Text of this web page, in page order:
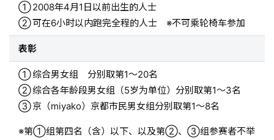
2008年4月1日以前出生的人士
可在6小时以内跑完全程的人士 ※不可乘轮椅车参加
表彰
综合男女组 分别取第1～20名
综合各年龄段男女组（5岁为单位）分别取第1～3名
京（miyako）京都市民男女组分别取第1～8名
第①组第四名（含）以下、以及第②、③组参赛者不举